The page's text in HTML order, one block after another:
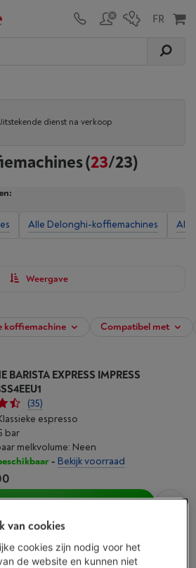
dienst na verkoop
(23/23)
Alle Delonghi-koffiemachines Alle
Weergave
koffiemachine Compatibel met
BARISTA EXPRESS IMPRESS
(35)
espresso
bar
melkvolume: Neen
- Bekijk voorraad
Koop nu
van cookies
cookies zijn nodig voor het
de website en kunnen niet